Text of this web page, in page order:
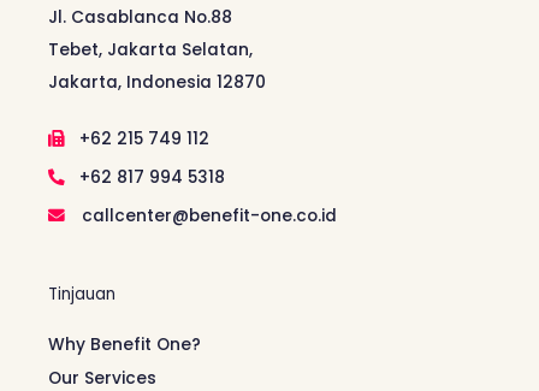
Jl. Casablanca No.88
Tebet, Jakarta Selatan,
Jakarta, Indonesia 12870
+62 215 749 112
+62 817 994 5318
callcenter@benefit-one.co.id
Tinjauan
Why Benefit One?
Our Services